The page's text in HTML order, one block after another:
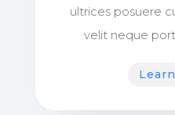
ultrices posuere
velit neque